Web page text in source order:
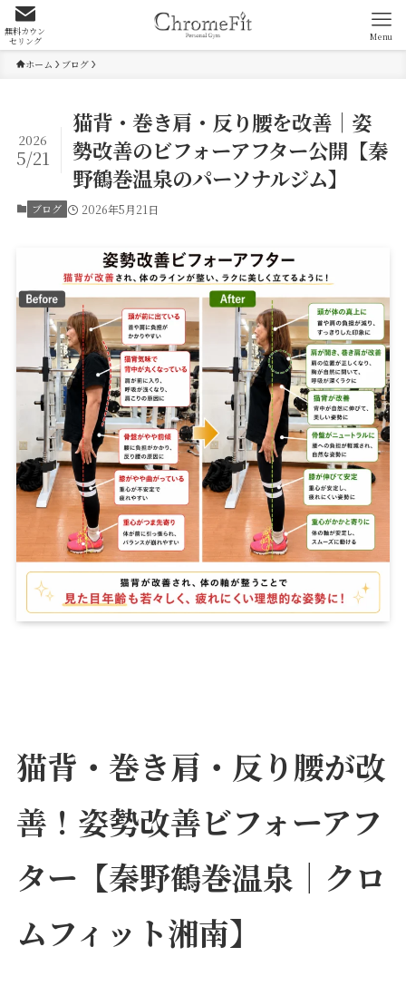
無料カウン
セリング Menu
ホーム ブログ
猫背・巻き肩・反り腰を改善｜姿
勢改善のビフォーアフター公開【秦
野鶴巻温泉のパーソナルジム】
2026
5/21
ブログ 2026年5月21日
猫背・巻き肩・反り腰が改
善！姿勢改善ビフォーアフ
ター【秦野鶴巻温泉｜クロ
ムフィット湘南】